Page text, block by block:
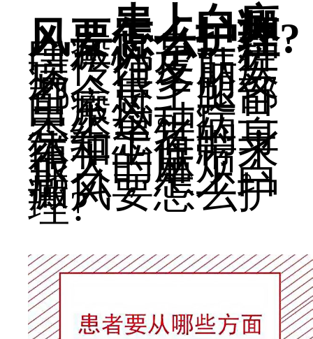
患上白癜
风要怎么护理?
白癜风是一种
遗传性皮肤疾
病，很多朋友
都会患上腿部
白癜风。一旦
患上这种病，
会给患者的身
体和工作带来
很大的麻烦。
那么，患上白
癜风要怎么护
理?